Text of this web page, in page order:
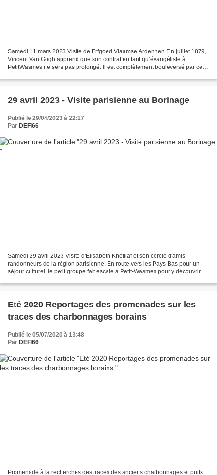
Samedi 11 mars 2023 Visite de Erfgoed Vlaamse Ardennen Fin juillet 1879,
Vincent Van Gogh apprend que son contrat en tant qu’évangéliste à
PetitWasmes ne sera pas prolongé. Il est complètement bouleversé par cette
29 avril 2023 - Visite parisienne au Borinage
Publié le 29/04/2023 à 22:17
Par DEFI66
Samedi 29 avril 2023 Visite d'Elisabeth Khelllaf et son cercle d'amis
randonneurs de la région parisienne. En route vers les Pays-Bas pour un
séjour culturel, le petit groupe fait escale à Petit-Wasmes pour y découvrir
Eté 2020 Reportages des promenades sur les
traces des charbonnages borains
Publié le 05/07/2020 à 13:48
Par DEFI66
Promenade à la recherches des traces des anciens charbonnages et puits